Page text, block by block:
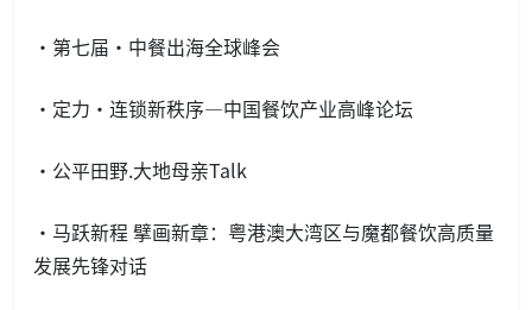
·第七届·中餐出海全球峰会
·定力·连锁新秩序—中国餐饮产业高峰论坛
·公平田野.大地母亲Talk
·马跃新程 擘画新章：粤港澳大湾区与魔都餐饮高质量
发展先锋对话